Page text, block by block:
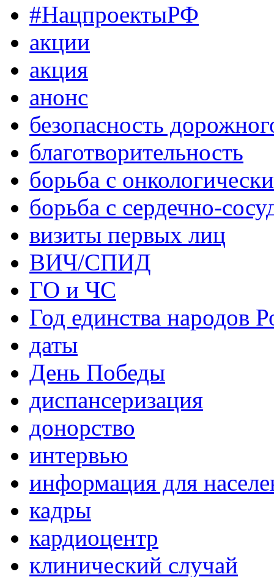
#НацпроектыРФ
акции
акция
анонс
безопасность
благотворительность
борьба с
борьба с сердечно-
визиты первых лиц
ВИЧ/СПИД
ГО и ЧС
Год единства народов
даты
День Победы
диспансеризация
донорство
интервью
информация для
кадры
кардиоцентр
клинический случай